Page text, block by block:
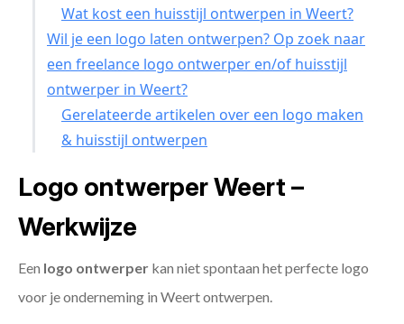
Wat kost een huisstijl ontwerpen in Weert?
Wil je een logo laten ontwerpen? Op zoek naar
een freelance logo ontwerper en/of huisstijl
ontwerper in Weert?
Gerelateerde artikelen over een logo maken
& huisstijl ontwerpen
Logo ontwerper Weert –
Werkwijze
Een logo ontwerper kan niet spontaan het perfecte logo
voor je onderneming in Weert ontwerpen.